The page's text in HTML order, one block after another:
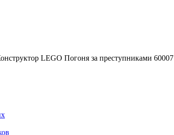
LEGO Погоня за преступниками 60007